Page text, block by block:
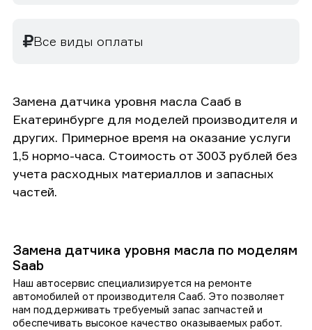
Все виды оплаты
Замена датчика уровня масла Сааб в
Екатеринбурге для моделей производителя и
других. Примерное время на оказание услуги
1,5 нормо-часа. Стоимость от 3003 рублей без
учета расходных материаллов и запасных
частей.
Замена датчика уровня масла по моделям
Saab
Наш автосервис специализируется на ремонте
автомобилей от производителя Сааб. Это позволяет
нам поддерживать требуемый запас запчастей и
обеспечивать высокое качество оказываемых работ.